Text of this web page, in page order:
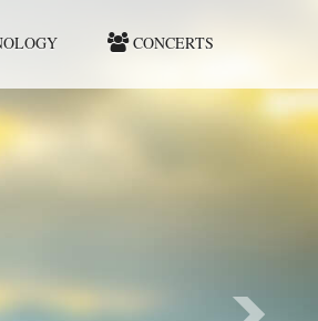
CONCERTS